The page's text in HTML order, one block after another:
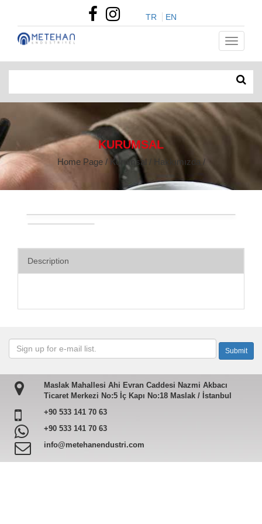
TR EN
KURUMSAL
Home Page / Kurumsal / Hakkımızda /
Description
Maslak Mahallesi Ahi Evran Caddesi Nazmi Akbacı
Ticaret Merkezi No:5 İç Kapı No:18 Maslak / İstanbul
+90 533 141 70 63
+90 533 141 70 63
info@metehanendustri.com